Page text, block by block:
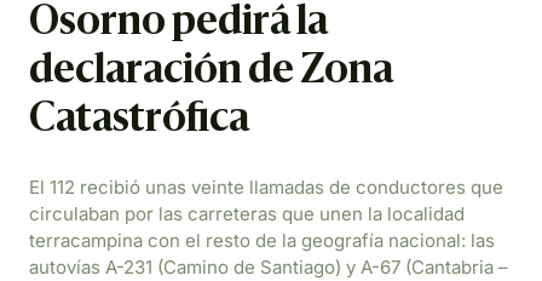
Osorno pedirá la
declaración de Zona
Catastrófica
El 112 recibió unas veinte llamadas de conductores que
circulaban por las carreteras que unen la localidad
terracampina con el resto de la geografía nacional: las
autovías A-231 (Camino de Santiago) y A-67 (Cantabria –